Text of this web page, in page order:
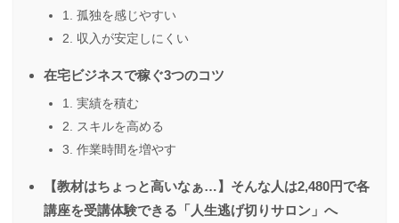
1. 孤独を感じやすい
2. 収入が安定しにくい
在宅ビジネスで稼ぐ3つのコツ
1. 実績を積む
2. スキルを高める
3. 作業時間を増やす
【教材はちょっと高いなぁ…】そんな人は2,480円で各
講座を受講体験できる「人生逃げ切りサロン」へ